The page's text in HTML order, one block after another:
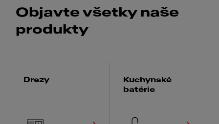
Objavte všetky naše
produkty
Drezy
Kuchynské
batérie